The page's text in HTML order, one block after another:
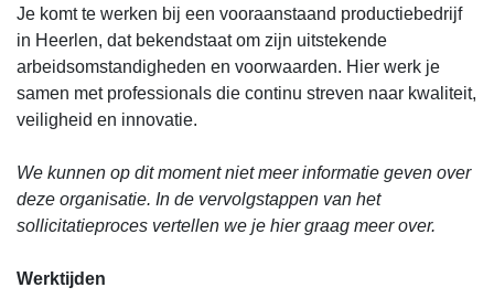
Je komt te werken bij een vooraanstaand productiebedrijf
in Heerlen, dat bekendstaat om zijn uitstekende
arbeidsomstandigheden en voorwaarden. Hier werk je
samen met professionals die continu streven naar kwaliteit,
veiligheid en innovatie.
We kunnen op dit moment niet meer informatie geven over
deze organisatie. In de vervolgstappen van het
sollicitatieproces vertellen we je hier graag meer over.
Werktijden